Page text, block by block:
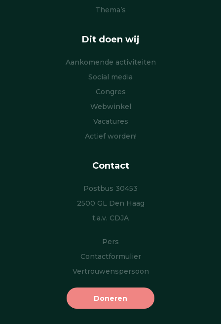
Thema’s
Dit doen wij
Aankomende activiteiten
Social media
Congres
Webwinkel
Vacatures
Actief worden!
Contact
Postbus 30453
2500 GL Den Haag
t.a.v. CDJA
Pers
Contactformulier
Vertrouwenspersoon
Doneren